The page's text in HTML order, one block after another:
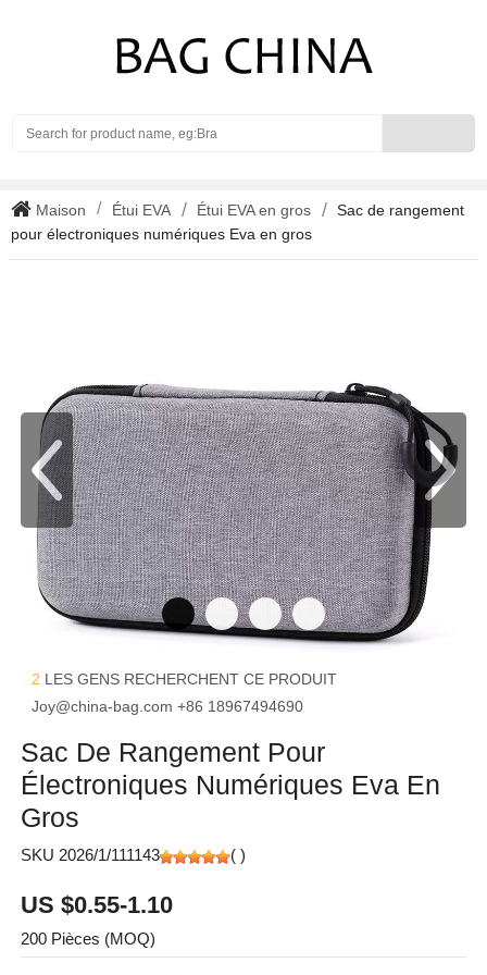
Maison Étui EVA Étui EVA en gros
Sac de rangement
pour électroniques numériques Eva en gros
2 LES GENS RECHERCHENT CE PRODUIT
Joy@china-bag.com +86 18967494690
Sac De Rangement Pour
Électroniques Numériques Eva En
Gros
SKU 2026/1/111143 ( )
US $0.55-1.10
200 Pièces (MOQ)